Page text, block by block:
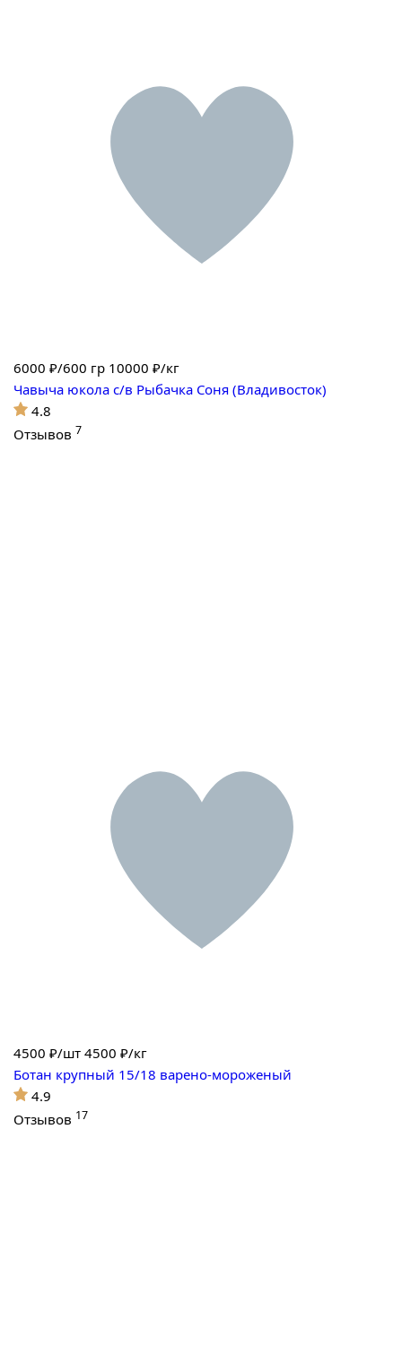
6000 ₽/600 гр 10000 ₽/кг
Чавыча юкола с/в Рыбачка Соня (Владивосток)
4.8
Отзывов 7
4500 ₽/шт 4500 ₽/кг
Ботан крупный 15/18 варено-мороженый
4.9
Отзывов 17